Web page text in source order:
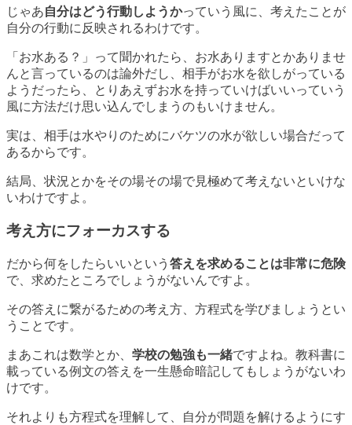
じゃあ自分はどう行動しようかっていう風に、考えたことが
自分の行動に反映されるわけです。
「お水ある？」って聞かれたら、お水ありますとかありませ
んと言っているのは論外だし、相手がお水を欲しがっている
ようだったら、とりあえずお水を持っていけばいいっていう
風に方法だけ思い込んでしまうのもいけません。
実は、相手は水やりのためにバケツの水が欲しい場合だって
あるからです。
結局、状況とかをその場その場で見極めて考えないといけな
いわけですよ。
考え方にフォーカスする
だから何をしたらいいという 答えを求めることは非常に危険
で、求めたところでしょうがないんですよ。
その答えに繋がるための考え方、方程式を学びましょう とい
うことです。
まあこれは数学とか、 学校の勉強も一緒ですよね。教科書に
載っている例文の答えを一生懸命暗記してもしょうがないわ
けです。
それよりも方程式を理解して、自分が問題を解けるようにす